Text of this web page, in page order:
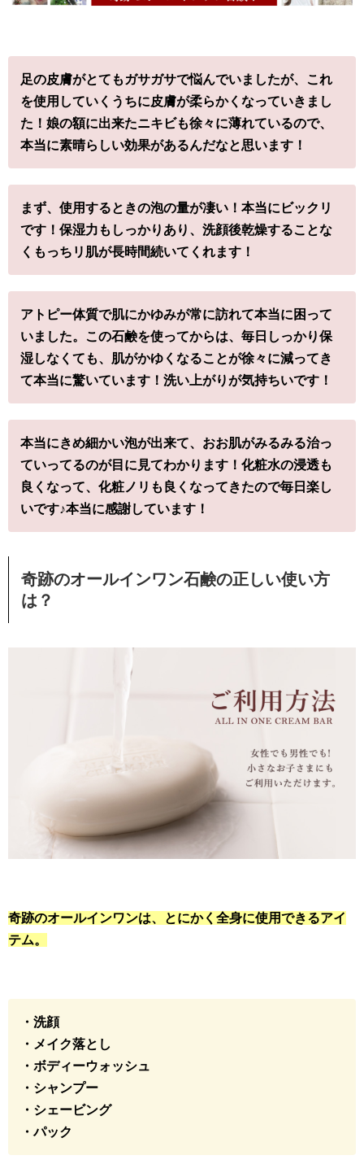
足の皮膚がとてもガサガサで悩んでいましたが、これ
を使用していくうちに皮膚が柔らかくなっていきまし
た！娘の額に出来たニキビも徐々に薄れているので、
本当に素晴らしい効果があるんだなと思います！
まず、使用するときの泡の量が凄い！本当にビックリ
です！保湿力もしっかりあり、洗顔後乾燥することな
くもっちリ肌が長時間続いてくれます！
アトピー体質で肌にかゆみが常に訪れて本当に困って
いました。この石鹸を使ってからは、毎日しっかり保
湿しなくても、肌がかゆくなることが徐々に減ってき
て本当に驚いています！洗い上がりが気持ちいです！
本当にきめ細かい泡が出来て、おお肌がみるみる治っ
ていってるのが目に見てわかります！化粧水の浸透も
良くなって、化粧ノリも良くなってきたので毎日楽し
いです♪本当に感謝しています！
奇跡のオールインワン石鹸の正しい使い方
は？
奇跡のオールインワンは、とにかく全身に使用できるアイ
テム。
・洗顔
・メイク落とし
・ボディーウォッシュ
・シャンプー
・シェービング
・パック